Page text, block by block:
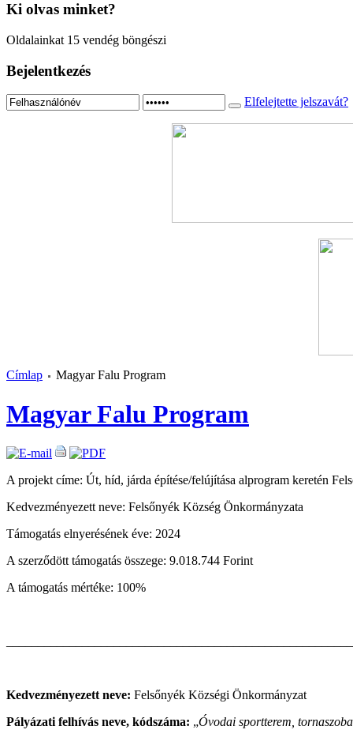
Ki olvas minket?
Oldalainkat 15 vendég böngészi
Bejelentkezés
Elfelejtette jelszavát?
Címlap Magyar Falu Program
Magyar Falu Program
A projekt címe: Út, híd, járda építése/felújítása alprogram keretén
Kedvezményezett neve: Felsőnyék Község Önkormányzata
Támogatás elnyerésének éve: 2024
A szerződött támogatás összege: 9.018.744 Forint
A támogatás mértéke: 100%
Kedvezményezett neve: Felsőnyék Községi Önkormányzat
Pályázati felhívás neve, kódszáma: „Óvodai sportterem,